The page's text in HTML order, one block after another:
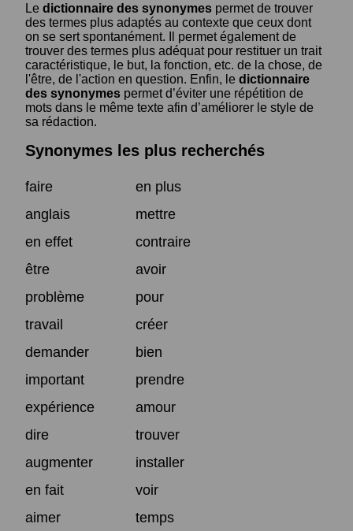
Le dictionnaire des synonymes permet de trouver
des termes plus adaptés au contexte que ceux dont
on se sert spontanément. Il permet également de
trouver des termes plus adéquat pour restituer un trait
caractéristique, le but, la fonction, etc. de la chose, de
l'être, de l'action en question. Enfin, le dictionnaire
des synonymes permet d’éviter une répétition de
mots dans le même texte afin d’améliorer le style de
sa rédaction.
Synonymes les plus recherchés
faire
en plus
anglais
mettre
en effet
contraire
être
avoir
problème
pour
travail
créer
demander
bien
important
prendre
expérience
amour
dire
trouver
augmenter
installer
en fait
voir
aimer
temps